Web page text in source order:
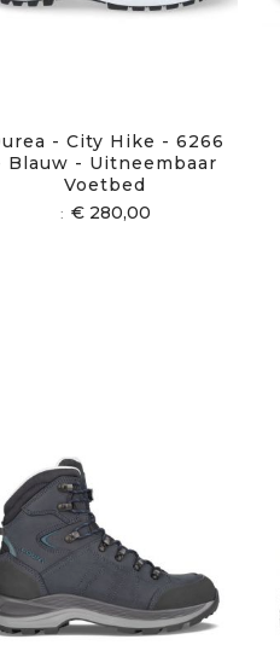
- City Hike - 6266
Blauw - Uitneembaar
Voetbed
€ 280,00